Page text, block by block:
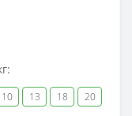
10 13 18 20